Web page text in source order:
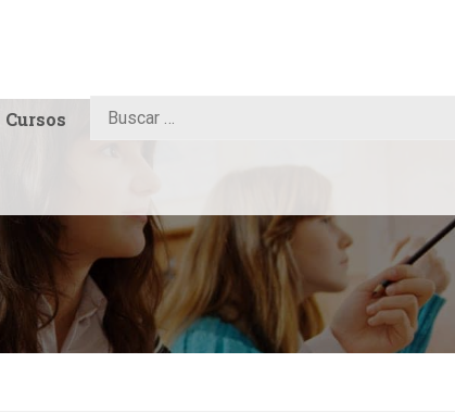
Cursos